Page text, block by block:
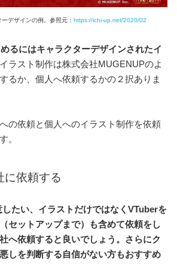
デザインの例。参照元： https://ichi-up.net/2020/02
るにはキャラクターデザインされたイ
ラスト制作は株式会社MUGENUPのよ
るか、個人へ依頼するかの２択ありま
の依頼と個人へのイラスト制作を依頼
。
に依頼する
たい、イラストだけではなくVTuberを
セットアップまで）も含めて依頼をし
へ依頼すると良いでしょう。さらにク
しを判断する自信がない方もおすすめ